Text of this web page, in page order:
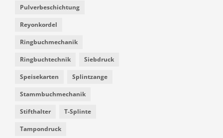
Pulverbeschichtung
Reyonkordel
Ringbuchmechanik
Ringbuchtechnik Siebdruck
Speisekarten Splintzange
Stammbuchmechanik
Stifthalter T-Splinte
Tampondruck